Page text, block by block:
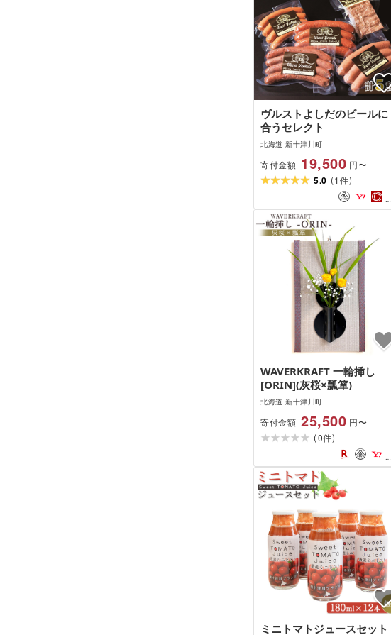
ヴルストよしだのビールに
合うセレクト
北海道 新十津川町
寄付金額 19,500 円〜
5.0 (1件)
WAVERKRAFT 一輪挿し
[ORIN](灰桜×瓢箪)
北海道 新十津川町
寄付金額 25,500 円〜
(0件)
ミニトマトジュースセット